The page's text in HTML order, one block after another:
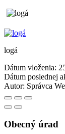
logá
Dátum vloženia:
Dátum poslednej
Autor: Správca
Obecný úrad